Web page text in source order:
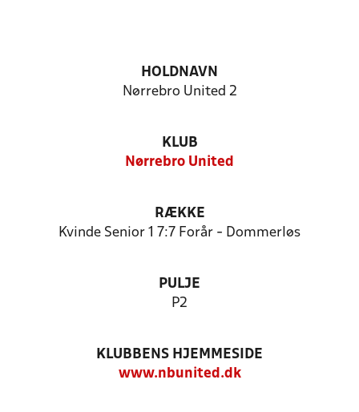
HOLDNAVN
Nørrebro United 2
KLUB
Nørrebro United
RÆKKE
Kvinde Senior 1 7:7 Forår - Dommerløs
PULJE
P2
KLUBBENS HJEMMESIDE
www.nbunited.dk